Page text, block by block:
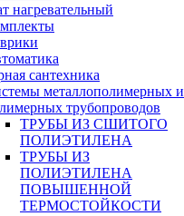
нагревательный
сантехника
металлополимерных и
трубопроводов
ТРУБЫ ИЗ СШИТОГО
ПОЛИЭТИЛЕНА
ТРУБЫ ИЗ
ПОЛИЭТИЛЕНА
ПОВЫШЕННОЙ
ТЕРМОСТОЙКОСТИ